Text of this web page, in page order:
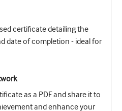
certificate detailing the
date of completion - ideal for
as a PDF and share it to
and enhance your